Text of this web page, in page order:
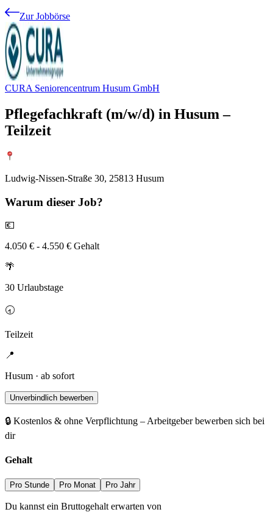
Zur Jobbörse
CURA Seniorencentrum Husum GmbH
Pflegefachkraft (m/w/d) in Husum –
Teilzeit
Ludwig-Nissen-Straße 30, 25813 Husum
Warum dieser Job?
💶
4.050 € - 4.550 € Gehalt
🌴
30 Urlaubstage
🕣
Teilzeit
📍
Husum · ab sofort
Unverbindlich bewerben
🔒 Kostenlos & ohne Verpflichtung – Arbeitgeber bewerben sich bei
dir
Gehalt
Pro Stunde Pro Monat Pro Jahr
Du kannst ein Bruttogehalt erwarten von